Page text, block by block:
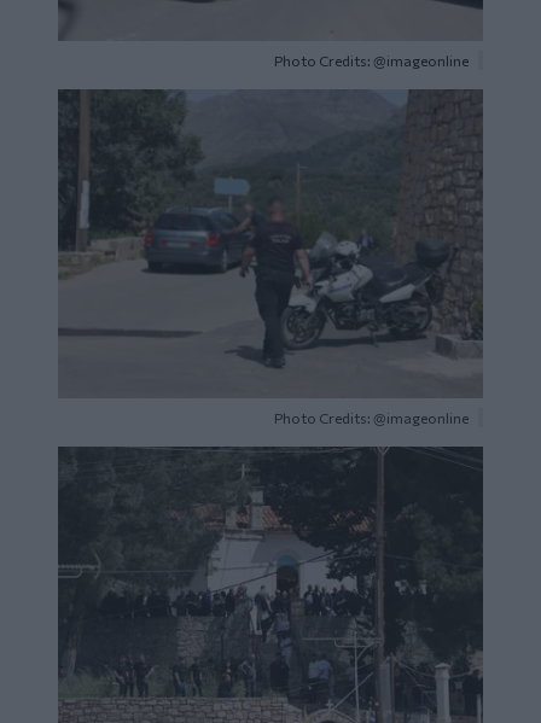
Photo Credits: @imageonline
Image
Photo Credits: @imageonline